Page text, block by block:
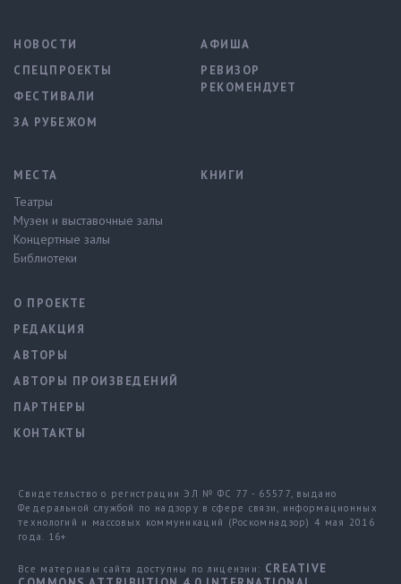
НОВОСТИ
СПЕЦПРОЕКТЫ
ФЕСТИВАЛИ
ЗА РУБЕЖОМ
АФИША
РЕВИЗОР
РЕКОМЕНДУЕТ
МЕСТА
Театры
Музеи и выставочные залы
Концертные залы
Библиотеки
КНИГИ
О ПРОЕКТЕ
РЕДАКЦИЯ
АВТОРЫ
АВТОРЫ ПРОИЗВЕДЕНИЙ
ПАРТНЕРЫ
КОНТАКТЫ
Свидетельство о регистрации ЭЛ № ФС 77 - 65577, выдано
Федеральной службой по надзору в сфере связи, информационных
технологий и массовых коммуникаций (Роскомнадзор) 4 мая 2016
года. 16+
Все материалы сайта доступны по лицензии: CREATIVE